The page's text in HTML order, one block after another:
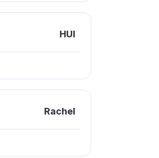
HUI
Rachel